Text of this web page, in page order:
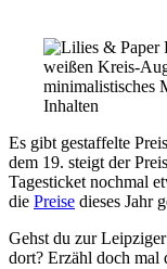
Es gibt gestaffelte
dem 19. steigt der
Tagesticket nochmal
die Preise dieses Jahr
Gehst du zur
dort? Erzähl doch mal